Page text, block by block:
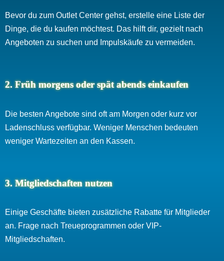
Bevor du zum Outlet Center gehst, erstelle eine Liste der
Dinge, die du kaufen möchtest. Das hilft dir, gezielt nach
Angeboten zu suchen und Impulskäufe zu vermeiden.
2. Früh morgens oder spät abends einkaufen
Die besten Angebote sind oft am Morgen oder kurz vor
Ladenschluss verfügbar. Weniger Menschen bedeuten
weniger Wartezeiten an den Kassen.
3. Mitgliedschaften nutzen
Einige Geschäfte bieten zusätzliche Rabatte für Mitglieder
an. Frage nach Treueprogrammen oder VIP-
Mitgliedschaften.